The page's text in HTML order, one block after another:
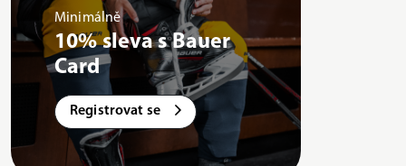
Minimálně
10% sleva s Bauer
Card
Registrovat se